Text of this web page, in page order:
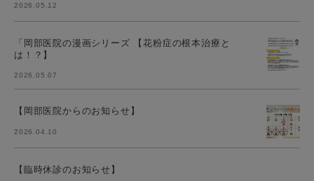
2026.05.12
「岡部医院の漫画シリーズ 【花粉症の根本治療と
は！？】
2026.05.07
【岡部医院からのお知らせ】
2026.04.10
【臨時休診のお知らせ】